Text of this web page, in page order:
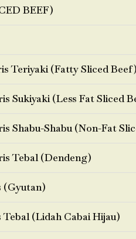
BEEF)
Teriyaki (Fatty Sliced Beef)
Sukiyaki (Less Fat Sliced
Shabu-Shabu (Non-Fat
Tebal (Dendeng)
(Gyutan)
(Lidah Cabai Hijau)